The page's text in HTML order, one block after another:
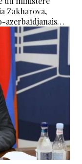
Zakharova,
azerbaïdjanais
parole du
l'Azerbaïdjan,